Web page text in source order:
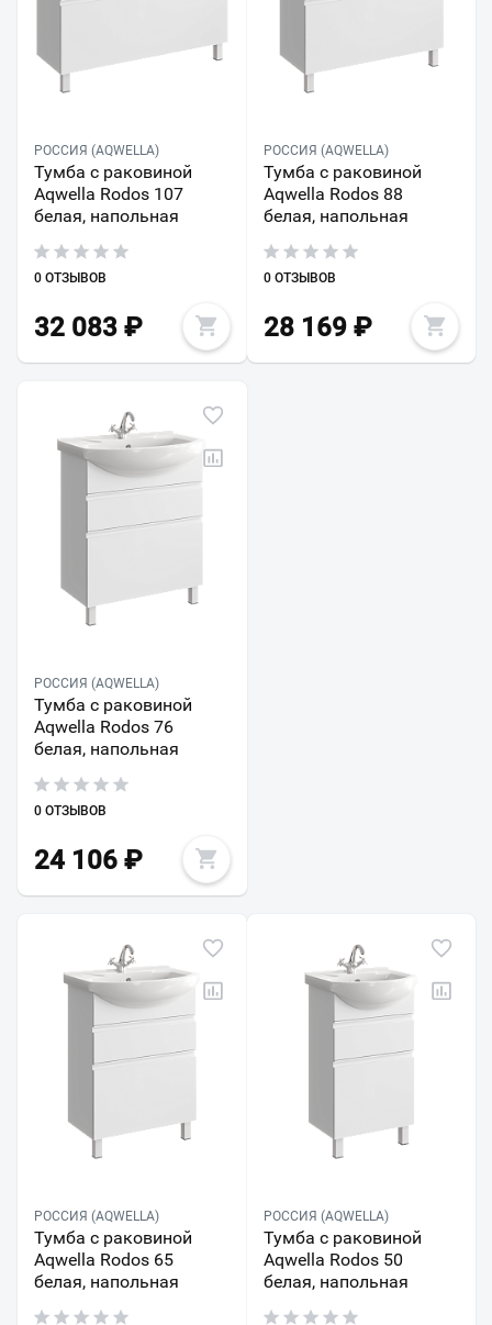
РОССИЯ (AQWELLA)
Тумба с раковиной
Aqwella Rodos 107
белая, напольная
0 ОТЗЫВОВ
32 083 ₽
РОССИЯ (AQWELLA)
Тумба с раковиной
Aqwella Rodos 88
белая, напольная
0 ОТЗЫВОВ
28 169₽
РОССИЯ (AQWELLA)
Тумба с раковиной
Aqwella Rodos 76
белая, напольная
0 ОТЗЫВОВ
24 106 ₽
РОССИЯ (AQWELLA)
Тумба с раковиной
Aqwella Rodos 65
белая, напольная
РОССИЯ (AQWELLA)
Тумба с раковиной
Aqwella Rodos 50
белая, напольная